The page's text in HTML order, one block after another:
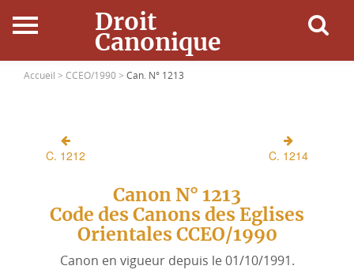
Droit
Canonique
Accueil
Ressources
Connexion
Accueil > CCEO/1990 > Can. N° 1213
C. 1212 C. 1214
Canon N° 1213
Code des Canons des Eglises
Orientales CCEO/1990
Canon en vigueur depuis le 01/10/1991.